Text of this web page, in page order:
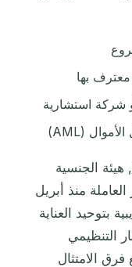
معترف بها
شركة استشارية
, هيئة الجنسية
منذ أبريل
بتوحيد العناية
التنظيمي
الامتثال